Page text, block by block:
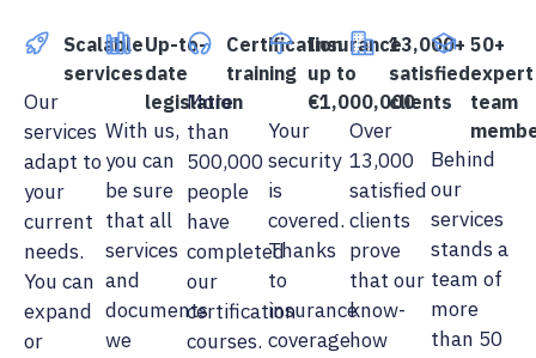
Scalable
services
Our
services
adapt to
your
current
needs.
You can
expand
or
Up-to-
date
legislation
With us,
you can
be sure
that all
services
and
documents
we
Certification
training
More
than
500,000
people
have
completed
our
certification
courses.
Insurance
up to
€1,000,000
Your
security
is
covered.
Thanks
to
insurance
coverage
13,000+
satisfied
clients
Over
13,000
satisfied
clients
prove
that our
know-
how
50+
expert
team
Behind
our
services
stands a
team of
more
than 50